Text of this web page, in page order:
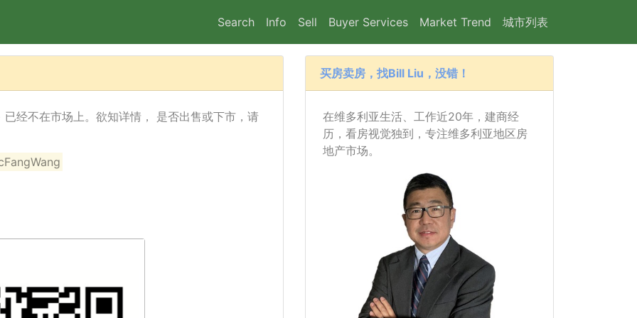
Search Info Sell Buyer Services Market Trend 城市列表
经不在市场上。欲知详情， 是否出售或下市，请
买房卖房，找Bill Liu，没错！
在维多利亚生活、工作近20年，建商经
历，看房视觉独到，专注维多利亚地区房
地产市场。